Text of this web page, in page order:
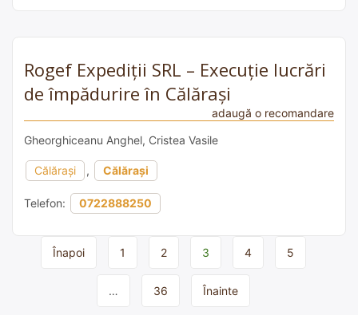
Rogef Expediții SRL – Execuție lucrări
de împădurire în Călărași
adaugă o recomandare
Gheorghiceanu Anghel, Cristea Vasile
Călărași , Călărași
Telefon: 0722888250
Page
Înapoi 1 2 3 4 5
… 36 Înainte